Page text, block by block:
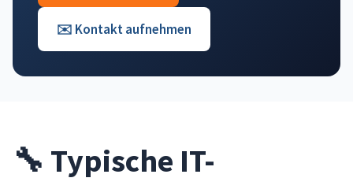
✉️ Kontakt aufnehmen
🔧 Typische IT-